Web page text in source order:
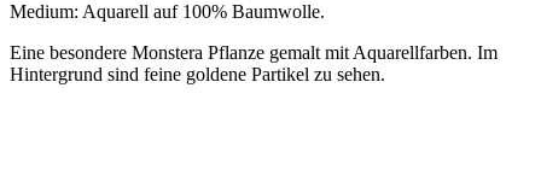
Medium: Aquarell auf 100% Baumwolle.
Eine besondere Monstera Pflanze gemalt mit Aquarellfarben. Im
Hintergrund sind feine goldene Partikel zu sehen.